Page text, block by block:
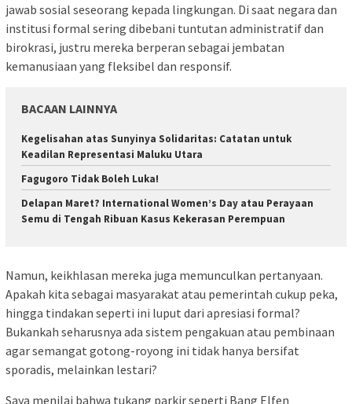
jawab sosial seseorang kepada lingkungan. Di saat negara dan
institusi formal sering dibebani tuntutan administratif dan
birokrasi, justru mereka berperan sebagai jembatan
kemanusiaan yang fleksibel dan responsif.
BACAAN LAINNYA
Kegelisahan atas Sunyinya Solidaritas: Catatan untuk
Keadilan Representasi Maluku Utara
Fagugoro Tidak Boleh Luka!
Delapan Maret? International Women’s Day atau Perayaan
Semu di Tengah Ribuan Kasus Kekerasan Perempuan
Namun, keikhlasan mereka juga memunculkan pertanyaan.
Apakah kita sebagai masyarakat atau pemerintah cukup peka,
hingga tindakan seperti ini luput dari apresiasi formal?
Bukankah seharusnya ada sistem pengakuan atau pembinaan
agar semangat gotong-royong ini tidak hanya bersifat
sporadis, melainkan lestari?
Saya menilai bahwa tukang parkir seperti Bang Elfen